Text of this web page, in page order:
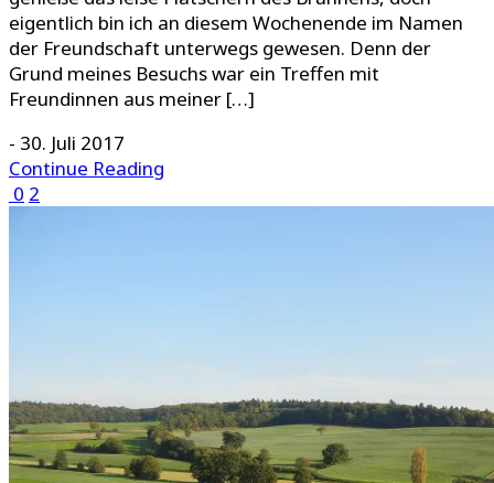
eigentlich bin ich an diesem Wochenende im Namen
der Freundschaft unterwegs gewesen. Denn der
Grund meines Besuchs war ein Treffen mit
Freundinnen aus meiner […]
- 30. Juli 2017
Continue Reading
0 2